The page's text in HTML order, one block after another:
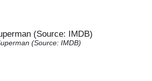
(Source: IMDB)